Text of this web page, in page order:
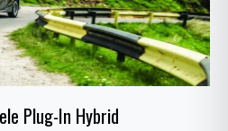
Plug-In Hybrid